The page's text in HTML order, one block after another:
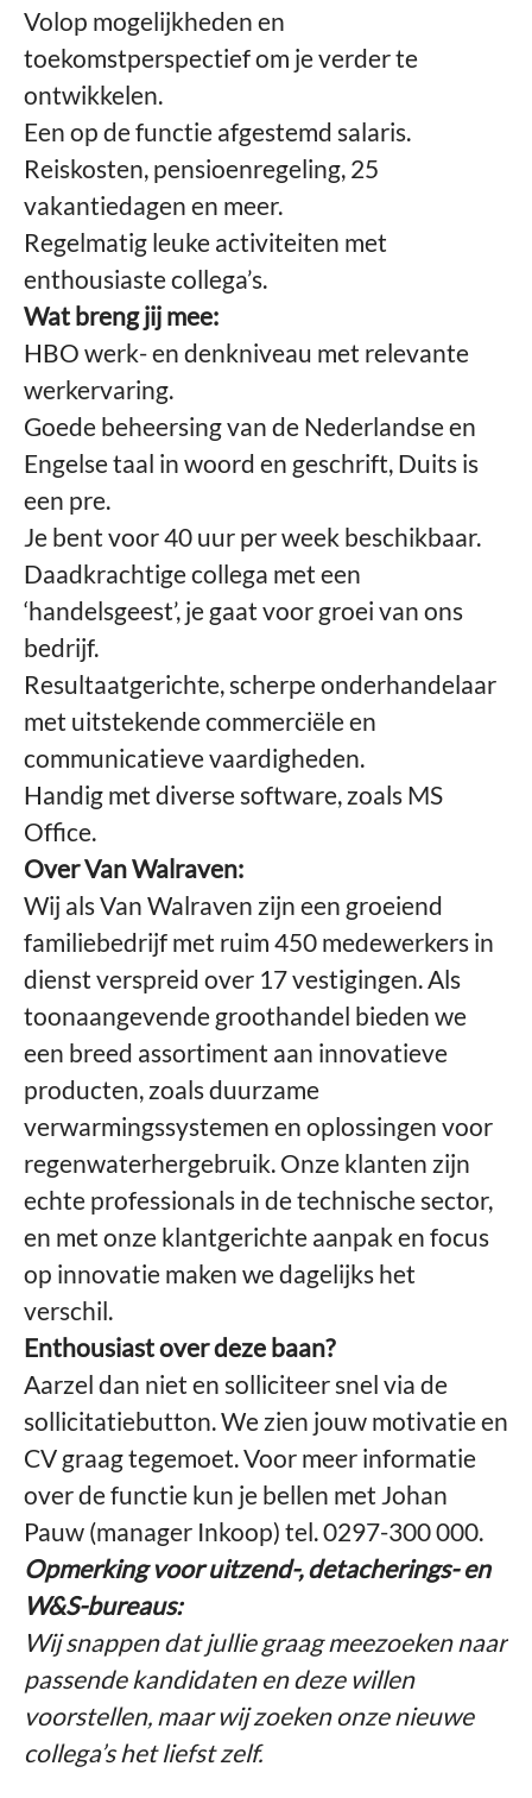
Volop mogelijkheden en
toekomstperspectief om je verder te
ontwikkelen.
Een op de functie afgestemd salaris.
Reiskosten, pensioenregeling, 25
vakantiedagen en meer.
Regelmatig leuke activiteiten met
enthousiaste collega’s.
Wat breng jij mee:
HBO werk- en denkniveau met relevante
werkervaring.
Goede beheersing van de Nederlandse en
Engelse taal in woord en geschrift, Duits is
een pre.
Je bent voor 40 uur per week beschikbaar.
Daadkrachtige collega met een
‘handelsgeest’, je gaat voor groei van ons
bedrijf.
Resultaatgerichte, scherpe onderhandelaar
met uitstekende commerciële en
communicatieve vaardigheden.
Handig met diverse software, zoals MS
Office.
Over Van Walraven:
Wij als Van Walraven zijn een groeiend
familiebedrijf met ruim 450 medewerkers in
dienst verspreid over 17 vestigingen. Als
toonaangevende groothandel bieden we
een breed assortiment aan innovatieve
producten, zoals duurzame
verwarmingssystemen en oplossingen voor
regenwaterhergebruik. Onze klanten zijn
echte professionals in de technische sector,
en met onze klantgerichte aanpak en focus
op innovatie maken we dagelijks het
verschil.
Enthousiast over deze baan?
Aarzel dan niet en solliciteer snel via de
sollicitatiebutton. We zien jouw motivatie en
CV graag tegemoet. Voor meer informatie
over de functie kun je bellen met Johan
Pauw (manager Inkoop) tel. 0297-300 000.
Opmerking voor uitzend-, detacherings- en
W&S-bureaus:
Wij snappen dat jullie graag meezoeken naar
passende kandidaten en deze willen
voorstellen, maar wij zoeken onze nieuwe
collega’s het liefst zelf.